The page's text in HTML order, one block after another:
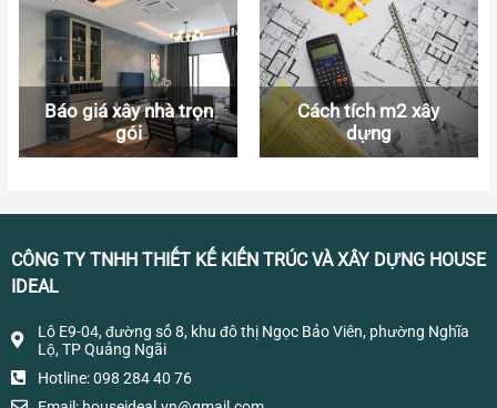
Báo giá xây nhà trọn
gói
Cách tích m2 xây
dựng
CÔNG TY TNHH THIẾT KẾ KIẾN TRÚC VÀ XÂY DỰNG HOUSE
IDEAL
Lô E9-04, đường số 8, khu đô thị Ngọc Bảo Viên, phường Nghĩa
Lộ, TP Quảng Ngãi
Hotline: 098 284 40 76